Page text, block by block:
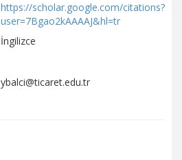
https://scholar.google.com/citations?
user=7Bgao2kAAAAJ&hl=tr
İngilizce
ybalci@ticaret.edu.tr